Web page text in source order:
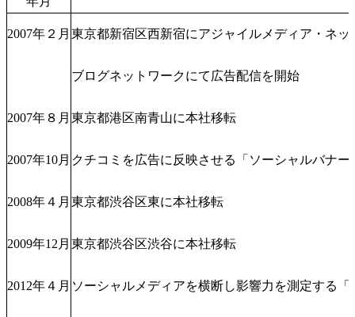
2007年２月 東京都新宿区西新宿にアジャイルメディア・ネ
ブログネットワークにて広告配信を開始
2007年８月 東京都港区南青山に本社移転
2007年10月 クチコミを広告に反映させる「ソーシャルバナ
2008年４月 東京都渋谷区東に本社移転
2009年12月 東京都渋谷区渋谷に本社移転
2012年４月 ソーシャルメディアを横断し影響力を測定する